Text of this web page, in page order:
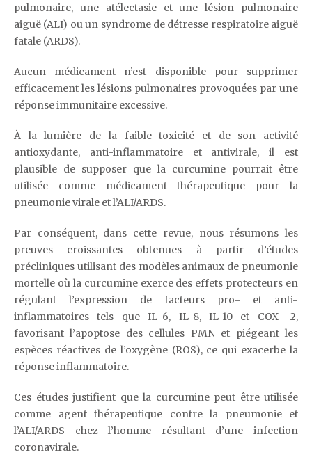
pulmonaire, une atélectasie et une lésion pulmonaire
aiguë (ALI) ou un syndrome de détresse respiratoire aiguë
fatale (ARDS).
Aucun médicament n’est disponible pour supprimer
efficacement les lésions pulmonaires provoquées par une
réponse immunitaire excessive.
À la lumière de la faible toxicité et de son activité
antioxydante, anti-inflammatoire et antivirale, il est
plausible de supposer que la curcumine pourrait être
utilisée comme médicament thérapeutique pour la
pneumonie virale et l’ALI/ARDS.
Par conséquent, dans cette revue, nous résumons les
preuves croissantes obtenues à partir d’études
précliniques utilisant des modèles animaux de pneumonie
mortelle où la curcumine exerce des effets protecteurs en
régulant l’expression de facteurs pro- et anti-
inflammatoires tels que IL-6, IL-8, IL-10 et COX- 2,
favorisant l’apoptose des cellules PMN et piégeant les
espèces réactives de l’oxygène (ROS), ce qui exacerbe la
réponse inflammatoire.
Ces études justifient que la curcumine peut être utilisée
comme agent thérapeutique contre la pneumonie et
l’ALI/ARDS chez l’homme résultant d’une infection
coronavirale.